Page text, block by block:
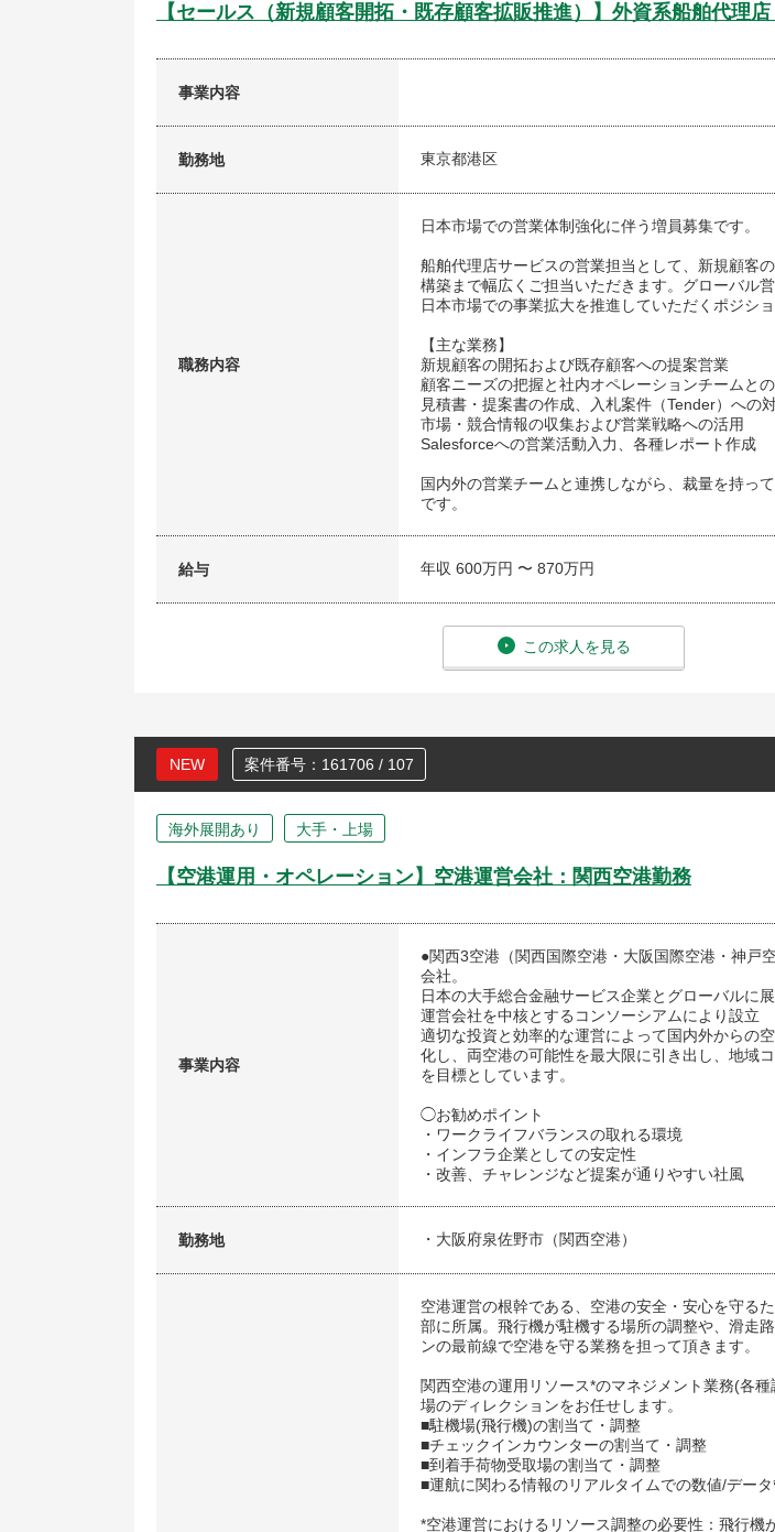
【セールス（新規顧客開拓・既存顧客拡販推進）】外資系船舶代理店
事業内容
勤務地 東京都港区
職務内容
日本市場での営業体制強化に伴う増員募集です。
船舶代理店サービスの営業担当として、新規顧客
構築まで幅広くご担当いただきます。グローバル
日本市場での事業拡大を推進していただくポジショ
【主な業務】
新規顧客の開拓および既存顧客への提案営業
顧客ニーズの把握と社内オペレーションチームと
見積書・提案書の作成、入札案件（Tender）への
市場・競合情報の収集および営業戦略への活用
Salesforceへの営業活動入力、各種レポート作成
国内外の営業チームと連携しながら、裁量を持っ
です。
給与 年収 600万円 〜 870万円
この求人を見る
NEW 案件番号：161706 / 107
海外展開あり 大手・上場
【空港運用・オペレーション】空港運営会社：関西空港勤務
事業内容
●関西3空港（関西国際空港・大阪国際空港・神戸
会社。
日本の大手総合金融サービス企業とグローバルに
運営会社を中核とするコンソーシアムにより設立
適切な投資と効率的な運営によって国内外からの
化し、両空港の可能性を最大限に引き出し、地域
を目標としています。
◯お勧めポイント
・ワークライフバランスの取れる環境
・インフラ企業としての安定性
・改善、チャレンジなど提案が通りやすい社風
勤務地 ・大阪府泉佐野市（関西空港）
空港運営の根幹である、空港の安全・安心を守る
部に所属。飛行機が駐機する場所の調整や、滑走
ンの最前線で空港を守る業務を担って頂きます。
関西空港の運用リソース*のマネジメント業務(各
場のディレクションをお任せします。
■駐機場(飛行機)の割当て・調整
■チェックインカウンターの割当て・調整
■到着手荷物受取場の割当て・調整
■運航に関わる情報のリアルタイムでの数値/デー
*空港運営におけるリソース調整の必要性：飛行機